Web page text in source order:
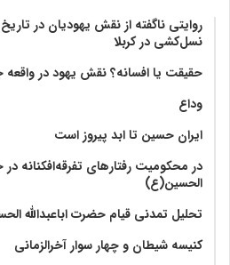
روایتی ناگفته از نقش یهودیان در
نسل‌کشی در کربلا
حقیقت یا افسانه؟‌ نقش یهود در واقعه
وداع
ایران حسین تا ابد پیروز است
در محکومیت رفتارهای تفرقه‌افکنانه
الحسین(ع)
تحلیل تمدنی قیام حضرت اباعبدالله
کنیسه شیطان و چهار سوار آخرالزمانی